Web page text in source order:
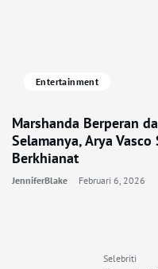
Selebriti
Entertainment
Marshanda Berperan
Selamanya, Arya
Berkhianat
JenniferBlake Februari 6, 2026